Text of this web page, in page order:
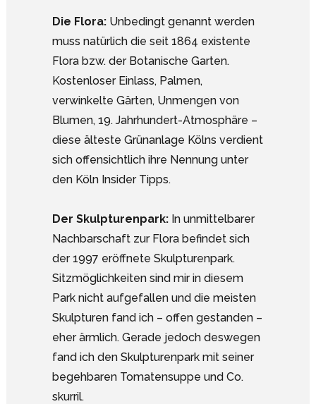
Die Flora: Unbedingt genannt werden
muss natürlich die seit 1864 existente
Flora bzw. der Botanische Garten.
Kostenloser Einlass, Palmen,
verwinkelte Gärten, Unmengen von
Blumen, 19. Jahrhundert-Atmosphäre –
diese älteste Grünanlage Kölns verdient
sich offensichtlich ihre Nennung unter
den Köln Insider Tipps.
Der Skulpturenpark: In unmittelbarer
Nachbarschaft zur Flora befindet sich
der 1997 eröffnete Skulpturenpark.
Sitzmöglichkeiten sind mir in diesem
Park nicht aufgefallen und die meisten
Skulpturen fand ich – offen gestanden –
eher ärmlich. Gerade jedoch deswegen
fand ich den Skulpturenpark mit seiner
begehbaren Tomatensuppe und Co.
skurril.